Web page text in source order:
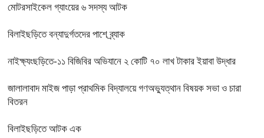
মোটরসাইকেল গ্যাংয়ের ৬ সদস্য আটক
বিলাইছড়িতে বন্যাদুর্গতদের পাশে ব্র্যাক
নাইক্ষ্যংছড়িতে-১১ বিজিবির অভিযানে ২ কোটি ৭০ লাখ টাকার ইয়াবা উদ্ধার
জালালাবাদ মাইজ পাড়া প্রাথমিক বিদ্যালয়ে গণঅভ্যুত্থান বিষয়ক সভা ও চারা
বিতরন
বিলাইছড়িতে আটক এক